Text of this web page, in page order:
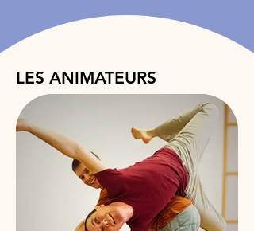
LES ANIMATEURS